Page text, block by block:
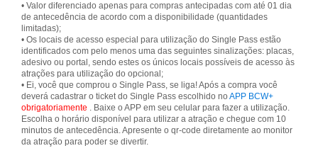
• Valor diferenciado apenas para compras antecipadas com até 01 dia
de antecedência de acordo com a disponibilidade (quantidades
limitadas);
• Os locais de acesso especial para utilização do Single Pass estão
identificados com pelo menos uma das seguintes sinalizações: placas,
adesivo ou portal, sendo estes os únicos locais possíveis de acesso às
atrações para utilização do opcional;
• Ei, você que comprou o Single Pass, se liga! Após a compra você
deverá cadastrar o ticket do Single Pass escolhido no APP BCW+
obrigatoriamente . Baixe o APP em seu celular para fazer a utilização.
Escolha o horário disponível para utilizar a atração e chegue com 10
minutos de antecedência. Apresente o qr-code diretamente ao monitor
da atração para poder se divertir.